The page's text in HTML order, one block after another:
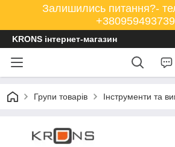
Залишились питання?-
+380959493739
KRONS інтернет-магазин
Групи товарів Інструменти та